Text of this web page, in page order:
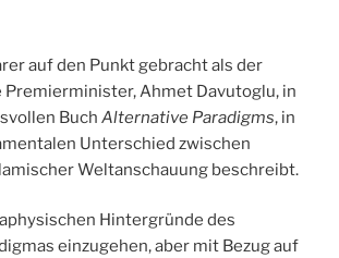
auf den Punkt gebracht als der
Ahmet Davutoglu, in
Buch Alternative Paradigms, in
Unterschied zwischen
Weltanschauung beschreibt.
Hintergründe des
einzugehen, aber mit Bezug auf